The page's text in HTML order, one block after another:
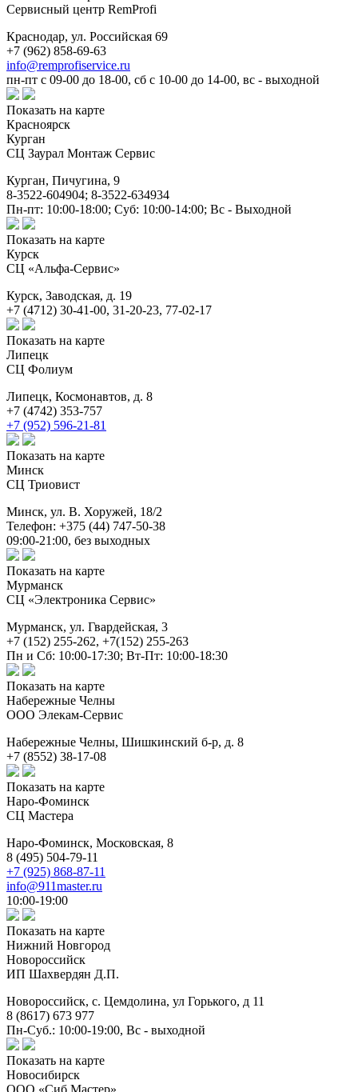
Сервисный центр RemProfi
Краснодар, ул. Российская 69
+7 (962) 858-69-63
info@remprofiservice.ru
пн-пт с 09-00 до 18-00, сб с 10-00 до 14-00, вс - выходной
Показать на карте
Красноярск
Курган
СЦ Заурал Монтаж Сервис
Курган, Пичугина, 9
8-3522-604904; 8-3522-634934
Пн-пт: 10:00-18:00; Суб: 10:00-14:00; Вс - Выходной
Показать на карте
Курск
СЦ «Альфа-Сервис»
Курск, Заводская, д. 19
+7 (4712) 30-41-00, 31-20-23, 77-02-17
Показать на карте
Липецк
СЦ Фолиум
Липецк, Космонавтов, д. 8
+7 (4742) 353-757
+7 (952) 596-21-81
Показать на карте
Минск
СЦ Триовист
Минск, ул. В. Хоружей, 18/2
Телефон: +375 (44) 747-50-38
09:00-21:00, без выходных
Показать на карте
Мурманск
СЦ «Электроника Сервис»
Мурманск, ул. Гвардейская, 3
+7 (152) 255-262, +7(152) 255-263
Пн и Сб: 10:00-17:30; Вт-Пт: 10:00-18:30
Показать на карте
Набережные Челны
ООО Элекам-Сервис
Набережные Челны, Шишкинский б-р, д. 8
+7 (8552) 38-17-08
Показать на карте
Наро-Фоминск
СЦ Мастера
Наро-Фоминск, Московская, 8
8 (495) 504-79-11
+7 (925) 868-87-11
info@911master.ru
10:00-19:00
Показать на карте
Нижний Новгород
Новороссийск
ИП Шахвердян Д.П.
Новороссийск, с. Цемдолина, ул Горького, д 11
8 (8617) 673 977
Пн-Суб.: 10:00-19:00, Вс - выходной
Показать на карте
Новосибирск
ООО «Сиб Мастер»